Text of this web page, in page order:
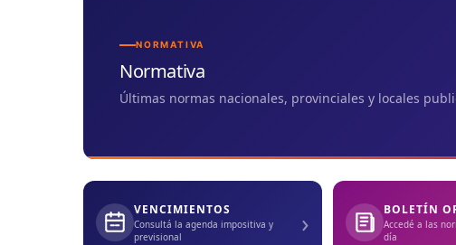
NORMATIVA
Normativa
Últimas normas nacionales, provinciales y locales
VENCIMIENTOS
Consultá la agenda impositiva y
previsional
› BOLETÍN
Accedé a las
día